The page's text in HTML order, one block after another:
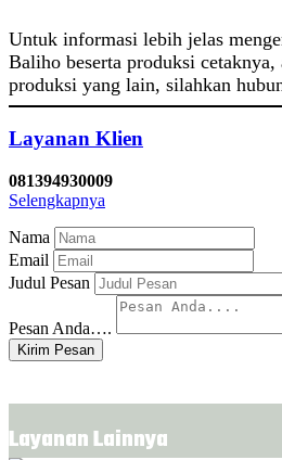
Untuk informasi lebih jelas
Baliho beserta produksi cetaknya,
produksi yang lain, silahkan
Layanan Klien
081394930009
Selengkapnya
Nama
Email
Judul Pesan
Pesan Anda….
Kirim Pesan
Layanan Lainnya